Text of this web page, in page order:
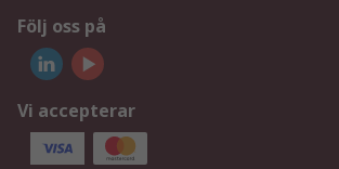
Följ oss på
Vi accepterar